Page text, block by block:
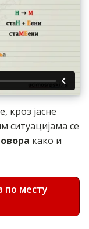
кроз јасне
ситуацијама се
како и
по месту